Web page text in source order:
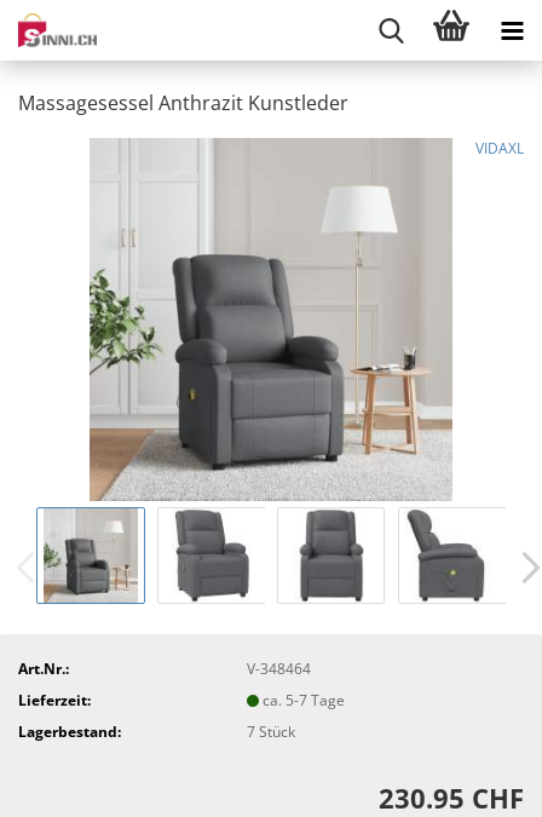
Massagesessel Anthrazit Kunstleder
VIDAXL
Art.Nr.:
V-348464
Lieferzeit:
ca. 5-7 Tage
Lagerbestand:
7Stück
230.95 CHF